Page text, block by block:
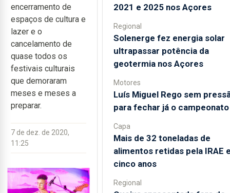
encerramento de
espaços de cultura e
lazer e o
cancelamento de
quase todos os
festivais culturais
que demoraram
meses e meses a
preparar.
7 de dez. de 2020,
11:25
2021 e 2025 nos Açores
Regional
Solenerge fez energia solar
ultrapassar potência da
geotermia nos Açores
Motores
Luís Miguel Rego sem
para fechar já o campeonato
Capa
Mais de 32 toneladas de
alimentos retidas pela IRAE
cinco anos
Regional